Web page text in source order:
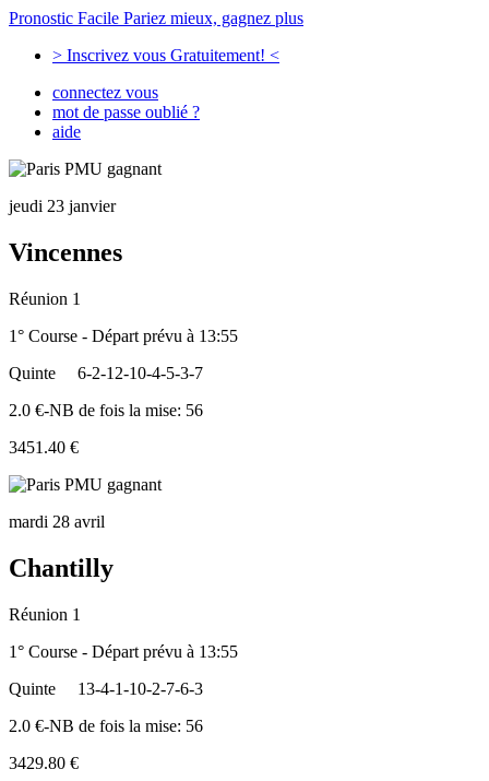
Pronostic Facile Pariez mieux, gagnez plus
> Inscrivez vous Gratuitement! <
connectez vous
mot de passe oublié ?
aide
jeudi 23 janvier
Vincennes
Réunion 1
1° Course - Départ prévu à 13:55
Quinte
6-2-12-10-4-5-3-7
2.0 €-NB de fois la mise: 56
3451.40 €
mardi 28 avril
Chantilly
Réunion 1
1° Course - Départ prévu à 13:55
Quinte
13-4-1-10-2-7-6-3
2.0 €-NB de fois la mise: 56
3429.80 €